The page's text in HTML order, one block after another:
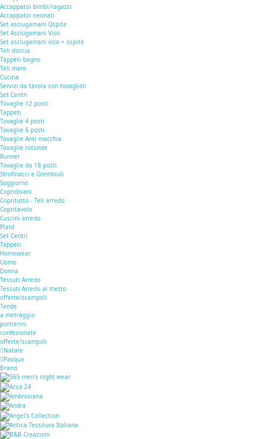
Accappatoi bimbi/ragazzi
Accappatoi neonati
Set asciugamani Ospite
Set Asciugamani Viso
Set asciugamani viso + ospite
Teli doccia
Tappeti bagno
Teli mare
Cucina
Servizi da tavola con tovaglioli
Set Centri
Tovaglie 12 posti
Tappeti
Tovaglie 4 posti
Tovaglie 6 posti
Tovaglie Anti macchia
Tovaglie rotonde
Runner
Tovaglie da 18 posti
Strofinacci e Grembiuli
Soggiorno
Copridivani
Copritutto - Teli arredo
Copritavolo
Cuscini arredo
Plaid
Set Centri
Tappeti
Homewear
Uomo
Donna
Tessuti Arredo
Tessuti Arredo al metro
offerte/scampoli
Tende
a metraggio
portierini
confezionate
offerte/scampoli
Natale
Pasqua
Brand